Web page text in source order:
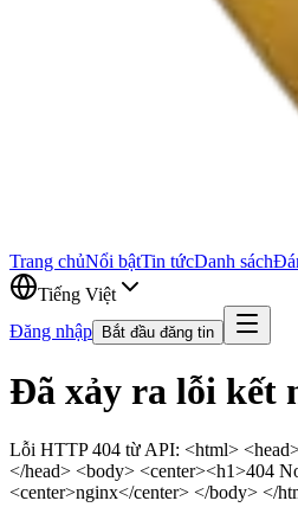
Trang chủNổi bậtTin tứcDanh sách
Tiếng Việt
Đăng nhập
Bắt đầu đăng tin
Đã xảy ra lỗi kết
Lỗi HTTP 404 từ API: <html>
</head> <body> <center><h1>404
<center>nginx</center> </body> </